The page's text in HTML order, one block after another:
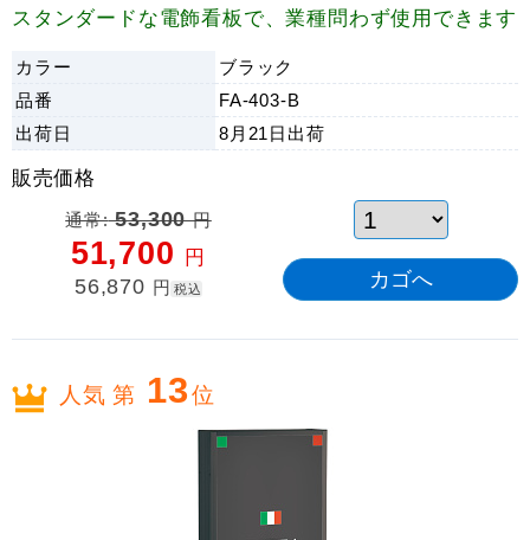
スタンダードな電飾看板で、業種問わず使用できます
カラー
ブラック
品番
FA-403-B
出荷日 8月21日 出荷
販売価格
通常:53,300円
51,700 円
56,870 円 税込
人気 第 13位